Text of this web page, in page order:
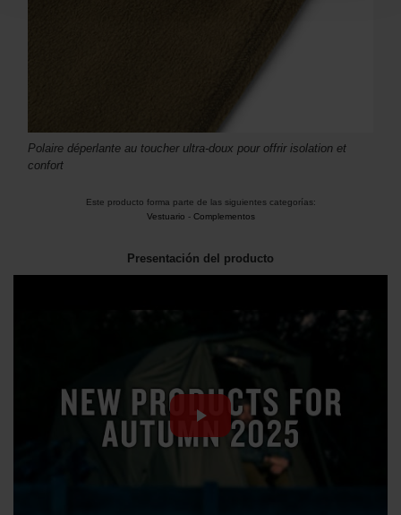
Polaire déperlante au toucher ultra-doux pour offrir isolation et
confort
Este producto forma parte de las siguientes categorías:
Vestuario - Complementos
Presentación del producto